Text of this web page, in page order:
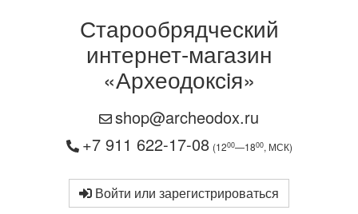
Старообрядческий
интернет-магазин
«Археодоксiя»
shop@archeodox.ru
+7 911 622-17-08 (1200—1800, МСК)
Войти или зарегистрироваться